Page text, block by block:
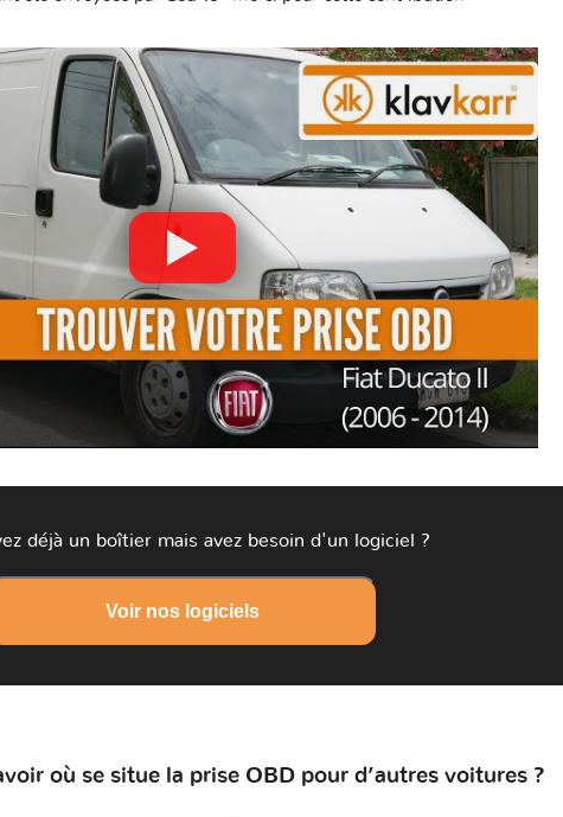
déjà un boîtier mais avez besoin d'un logiciel ?
Voir nos logiciels
où se situe la prise OBD pour d’autres voitures ?